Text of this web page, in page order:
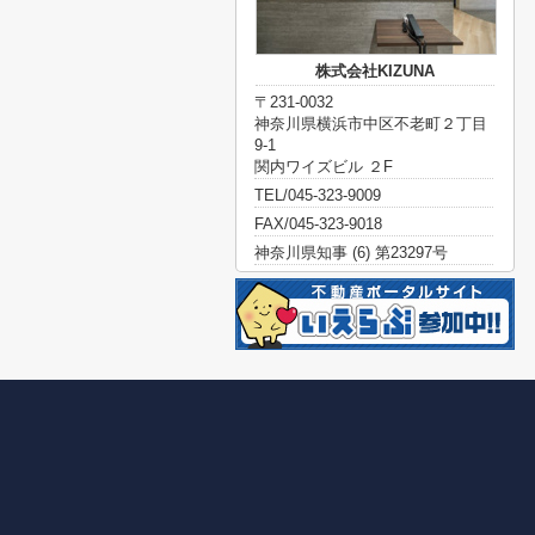
株式会社KIZUNA
〒231-0032
神奈川県横浜市中区不老町２丁目
9-1
関内ワイズビル ２F
TEL/045-323-9009
FAX/045-323-9018
神奈川県知事 (6) 第23297号